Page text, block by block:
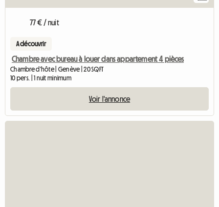
77 € / nuit
A découvrir
Chambre avec bureau à louer dans appartement 4 pièces
Chambre d'hôte | Genève | 20 SQFT
10 pers. | 1 nuit minimum
Voir l'annonce